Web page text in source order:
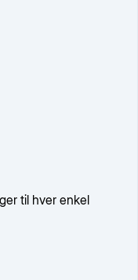
til hver enkel